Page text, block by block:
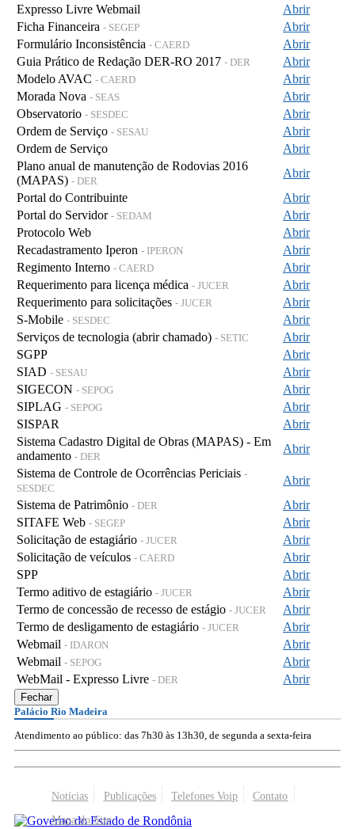
Expresso Livre Webmail
Abrir
Ficha Financeira - SEGEP
Abrir
Formulário Inconsistência - CAERD
Abrir
Guia Prático de Redação DER-RO 2017 - DER
Abrir
Modelo AVAC - CAERD
Abrir
Morada Nova - SEAS
Abrir
Observatorio - SESDEC
Abrir
Ordem de Serviço - SESAU
Abrir
Ordem de Serviço
Abrir
Plano anual de manutenção de Rodovias 2016
(MAPAS) - DER
Abrir
Portal do Contribuinte
Abrir
Portal do Servidor - SEDAM
Abrir
Protocolo Web
Abrir
Recadastramento Iperon - IPERON
Abrir
Regimento Interno - CAERD
Abrir
Requerimento para licença médica - JUCER
Abrir
Requerimento para solicitações - JUCER
Abrir
S-Mobile - SESDEC
Abrir
Serviços de tecnologia (abrir chamado) - SETIC
Abrir
SGPP
Abrir
SIAD - SESAU
Abrir
SIGECON - SEPOG
Abrir
SIPLAG - SEPOG
Abrir
SISPAR
Abrir
Sistema Cadastro Digital de Obras (MAPAS) - Em
andamento - DER
Abrir
Sistema de Controle de Ocorrências Periciais -
SESDEC
Abrir
Sistema de Patrimônio - DER
Abrir
SITAFE Web - SEGEP
Abrir
Solicitação de estagiário - JUCER
Abrir
Solicitação de veículos - CAERD
Abrir
SPP
Abrir
Termo aditivo de estagiário - JUCER
Abrir
Termo de concessão de recesso de estágio - JUCER
Abrir
Termo de desligamento de estagiário - JUCER
Abrir
Webmail - IDARON
Abrir
Webmail - SEPOG
Abrir
WebMail - Expresso Livre - DER Abrir
Fechar
Palácio Rio Madeira
Atendimento ao público: das 7h30 às 13h30, de segunda a sexta-feira
Notícias Publicações Telefones Voip
Contato
Mapa do Site